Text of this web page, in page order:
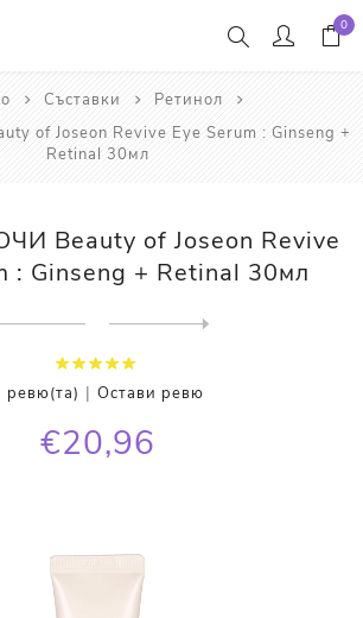
0
Съставки
Ретинол
of Joseon Revive Eye Serum : Ginseng +
Retinal 30мл
Beauty of Joseon Revive
: Ginseng + Retinal 30мл
ревю(та) | Остави ревю
€20,96